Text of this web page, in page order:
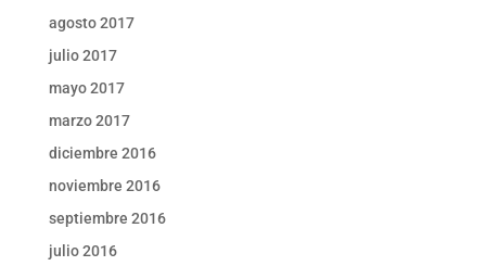
agosto 2017
julio 2017
mayo 2017
marzo 2017
diciembre 2016
noviembre 2016
septiembre 2016
julio 2016